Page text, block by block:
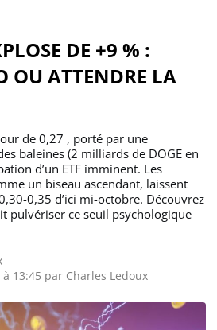
DE +9 % :
OU ATTENDRE LA
de 0,27 , porté par une
baleines (2 milliards de DOGE en
d’un ETF imminent. Les
un biseau ascendant, laissent
0,35 d’ici mi-octobre. Découvrez
pulvériser ce seuil psychologique
13:45 par Charles Ledoux